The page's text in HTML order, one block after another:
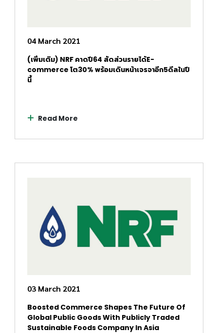
04 March 2021
(เพิ่มเติม) NRF คาดปี64 สัดส่วนรายได้E-
commerce โต30% พร้อมเดินหน้าเจรจาอีก5ดีลในปี
นี้
Read More
03 March 2021
Boosted Commerce Shapes The Future Of
Global Public Goods With Publicly Traded
Sustainable Foods Company In Asia